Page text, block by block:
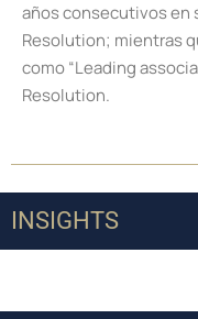
años consecutivos en
Resolution; mientras
como “Leading
Resolution.
INSIGHTS